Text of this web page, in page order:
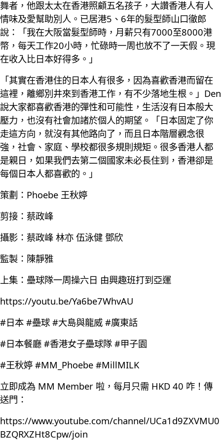
舞者，他跟太太在香港照顧五名孩子，大讚香港人有人
情味及愛幫助別人。已居港5、6年的髮型師山口徹郎
說：「我在大阪當髮型師時，月薪只有7000至8000港
幣，每天工作20小時，忙碌時一周也放不了一天假。現
在收入比日本好得多。」
「其實在香港住的日本人有很多，因為喜歡香港而留在
這裡，離鄉別井來到香港工作，有不少落地生根。」Den
說大家都喜歡香港的彈性和可能性，生活沒有日本般大
壓力，也沒有社會加諸於個人的期望。「日本固定了你
走這方向，就沒有其他路向了，而且日本階層觀念很
強，社會、家庭、學校都很多規則規矩。很多香港人都
是親日，如果我們去第二個國家未必長住到，香港卻是
每個日本人都喜歡的。」
策劃：Phoebe 王秋婷
剪接：蔡政峰
攝影：蔡政峰 林亦 伍泳健 鄧欣
監製：陳靜雅
上集：壘球隊一周操六日 由興趣班打到亞運
https://youtu.be/Ya6be7WhvAU
#日本 #壘球 #大島與龍威 #廣東話
#日本餐廳 #香港女子壘球隊 #甲子園
#王秋婷 #MM_Phoebe #MillMILK
立即成為 MM Member 啦，每月只需 HKD 40 咋！傳
送門：
https://www.youtube.com/channel/UCa1d9ZXVMU0
BZQRXZHt8Cpw/join